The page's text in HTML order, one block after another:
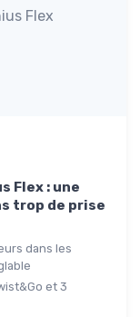
Flex
Flex : une
trop de prise
dans les
et 3